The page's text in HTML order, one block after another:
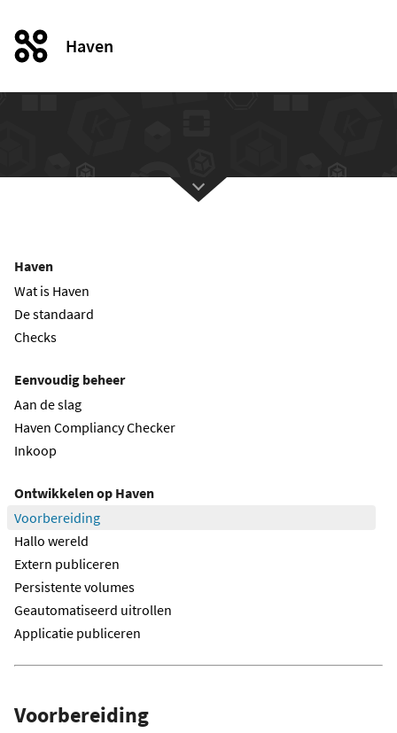
Haven
Haven
Wat is Haven
De standaard
Checks
Eenvoudig beheer
Aan de slag
Haven Compliancy Checker
Inkoop
Ontwikkelen op Haven
Voorbereiding
Hallo wereld
Extern publiceren
Persistente volumes
Geautomatiseerd uitrollen
Applicatie publiceren
Voorbereiding